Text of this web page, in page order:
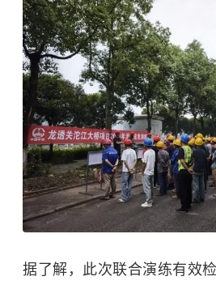
据了解，此次联合演练有效